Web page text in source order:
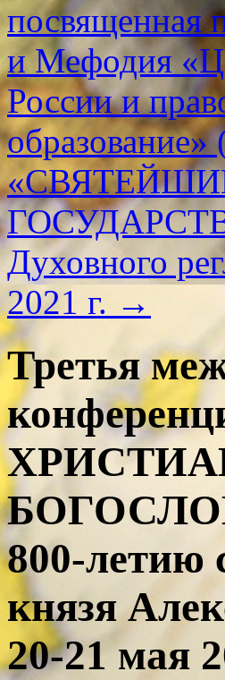
посвященная
и Мефодия
России и
Духовного
2021 г. →
Третья
800-летию
князя
20-21 мая